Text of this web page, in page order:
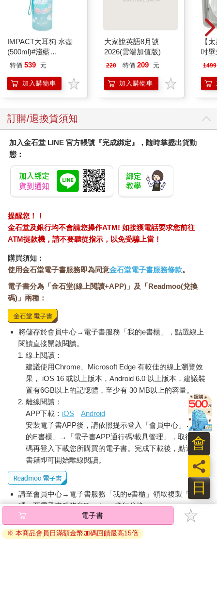
節。然而這一切都不是自然而然發生的，而是眾多生命竭盡全
力，融化冬日的霜雪，方能一同開啟春天。當滿山遍野瀰漫春之
氣息時，就能從中感受到一個又一個生命的熾熱與盼望。同樣
地，我認為我們民主的春天，正是在這片土地上每一位市民的奮
鬥與渴望所凝聚而成的總和。願我們能一同迎接共同創造的春
日。
IMPACT大耳狗 水壺
(500ml)#淺藍
IMCMB01LB
特價 539 元
加入購物車
大家說英語8月號
2026(雲端加值版)
220 特價 209 元
加入購物車
【
吋
機)
1499
訂購/退換貨須知
加入金石堂 LINE 官方帳號『完成綁定』，隨時掌握出貨動
態：
提醒您！！
金石堂及銀行均不會請您操作ATM! 如接獲電話要求您前往
ATM提款機，請不要聽從指示，以免受騙上當！
購買須知：
使用金石堂電子書服務即為同意金石堂電子書服務條款。
電子書分為「金石堂(線上閱讀+APP)」及「Readmoo(兌換
碼)」兩種：
將儲存於會員中心→電子書服務「我的e書櫃」，點選線上
閱讀直接開啟閱讀。
線上閱讀：
建議使用Chrome、Microsoft Edge 有較佳的線上瀏覽效
果， iOS 16 或以上版本，Android 6.0 以上版本，建議裝
置有6GB以上的記憶體，至少有 30 MB以上的容量。
離線閱讀：
APP下載： iOS
Android
安裝電子書APP後，請依照提示登入「會員中心」→「我
的E書櫃」→「電子書APP通行碼/載具管理」，取得通行
碼再登入下載您所購買的電子書。完成下載後，點選任一
書籍即可開始離線閱讀。
請至會員中心→電子書服務「我的e書櫃」領取複製『兌換
碼』至電子書服務商Readmoo進行兌換。
退換貨須知：
因版權保護，您在金石堂所購買的電子書僅能以金石堂專屬
日
員
會